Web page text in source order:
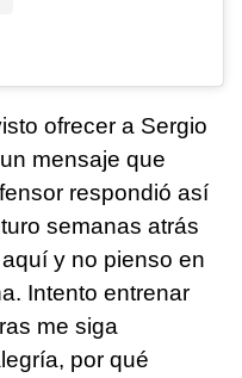
ofrecer a Sergio
mensaje que
respondió así
semanas atrás
y no pienso en
Intento entrenar
me siga
por qué